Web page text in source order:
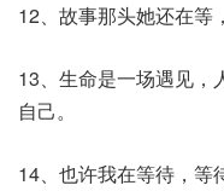
12、故事那头她还在等
13、生命是一场遇见，
自己。
14、也许我在等待，等